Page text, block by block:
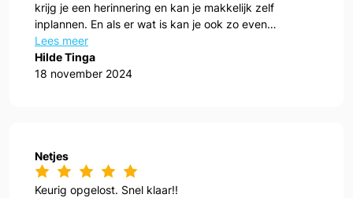
krijg je een herinnering en kan je makkelijk zelf
inplannen. En als er wat is kan je ook zo even
aanwippen!
Lees meer
Hilde Tinga
18 november 2024
Netjes
Keurig opgelost. Snel klaar!!